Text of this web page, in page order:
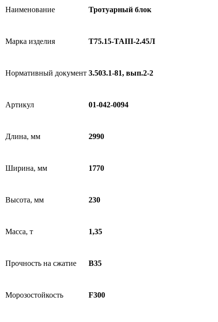
Наименование Тротуарный блок
Марка изделия Т75.15-TAIII-2.45Л
Нормативный документ 3.503.1-81, вып.2-2
Артикул 01-042-0094
Длина, мм 2990
Ширина, мм 1770
Высота, мм 230
Масса, т 1,35
Прочность на сжатие B35
Морозостойкость F300